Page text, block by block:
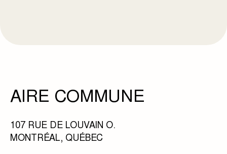
AIRE COMMUNE
107 RUE DE LOUVAIN O.
MONTRÉAL, QUÉBEC